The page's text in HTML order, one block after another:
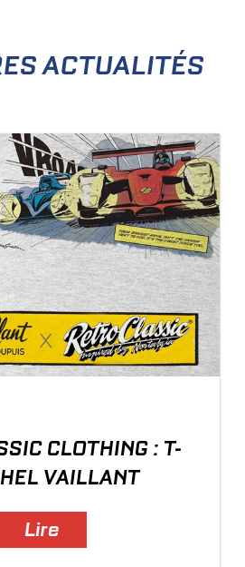
ACTUALITÉS
CLOTHING : T-
VAILLANT
Lire